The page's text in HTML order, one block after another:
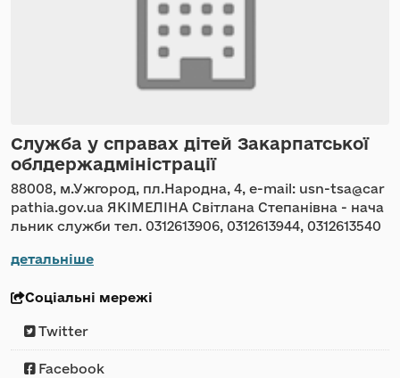
Служба у справах дітей Закарпатської
облдержадміністрації
88008, м.Ужгород, пл.Народна, 4, e-mail: usn-tsa@car
pathia.gov.ua ЯКІМЕЛІНА Світлана Степанівна - нача
льник служби тел. 0312613906, 0312613944, 0312613540
детальніше
Соціальні мережі
Twitter
Facebook